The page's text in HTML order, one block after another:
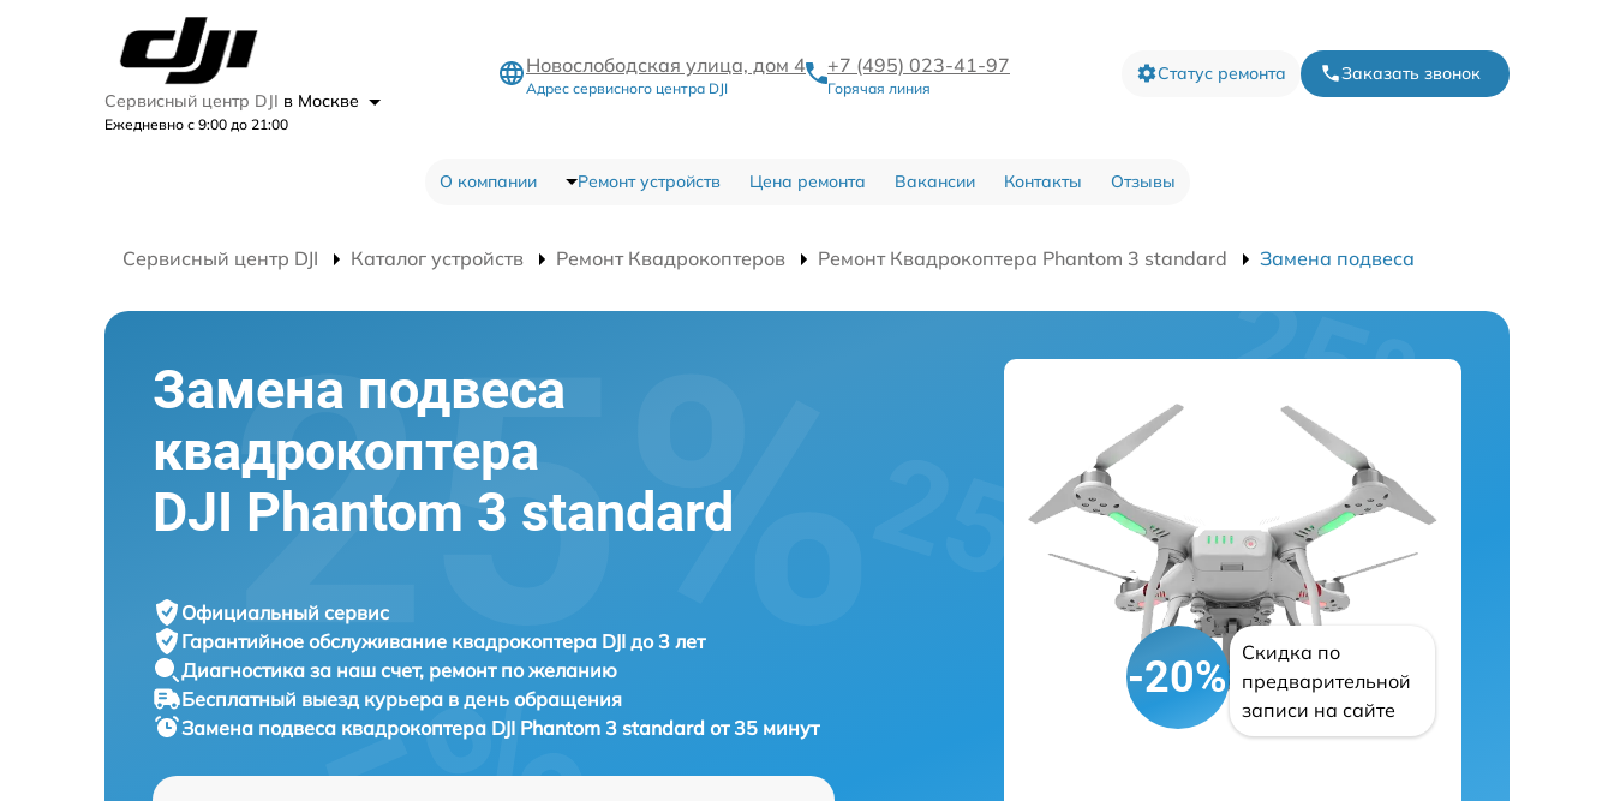
Сервисный центр DJI в Москве
Ежедневно с 9:00 до 21:00
Новослободская улица, дом 4
Адрес сервисного центра DJI
+7 (495) 023-41-97
Горячая линия
Статус ремонта Заказать звонок
О компании Ремонт устройств Цена ремонта Вакансии Контакты Отзывы
Сервисный центр DJI Каталог устройств Ремонт Квадрокоптеров Ремонт Квадрокоптера Phantom 3 standard Замена подвеса
Замена подвеса
квадрокоптера
DJI Phantom 3 standard
Официальный сервис
Гарантийное обслуживание квадрокоптера DJI до 3 лет
Диагностика за наш счет, ремонт по желанию
Бесплатный выезд курьера в день обращения
Замена подвеса квадрокоптера DJI Phantom 3 standard от 35 минут
-20%
Скидка по
предварительной
записи на сайте